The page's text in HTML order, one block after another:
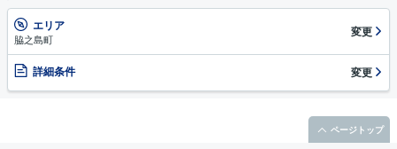
エリア
脇之島町
変更
詳細条件 変更
ページトップ